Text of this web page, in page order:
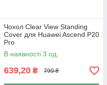
Чохол Clear View Standing
Cover для Huawei Ascend P20
Pro
В наявності 3 од.
639,20 ₴ 799 ₴